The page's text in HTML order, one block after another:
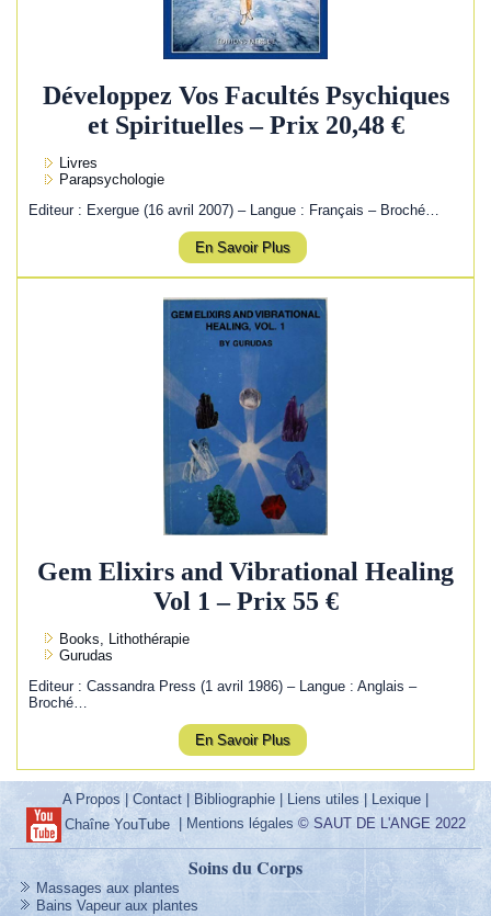
Développez Vos Facultés Psychiques
et Spirituelles – Prix 20,48 €
Livres
Parapsychologie
Editeur : Exergue (16 avril 2007) – Langue : Français – Broché…
En Savoir Plus
Gem Elixirs and Vibrational Healing
Vol 1 – Prix 55 €
Books, Lithothérapie
Gurudas
Editeur : Cassandra Press (1 avril 1986) – Langue : Anglais –
Broché…
En Savoir Plus
A Propos |Contact | Bibliographie | Liens utiles| Lexique |
Chaîne YouTube| Mentions légales © SAUT DE L'ANGE 2022
Soins du Corps
Massages aux plantes
Bains Vapeur aux plantes